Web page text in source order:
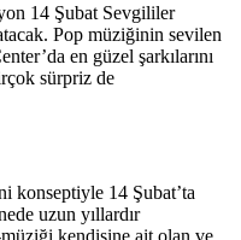
14 Şubat Sevgililer
Pop müziğinin sevilen
en güzel şarkılarını
sürpriz de
konseptiyle 14 Şubat’ta
uzun yıllardır